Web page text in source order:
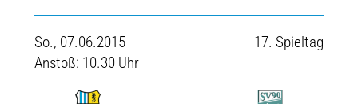
So., 07.06.2015
Anstoß: 10.30 Uhr
17. Spieltag